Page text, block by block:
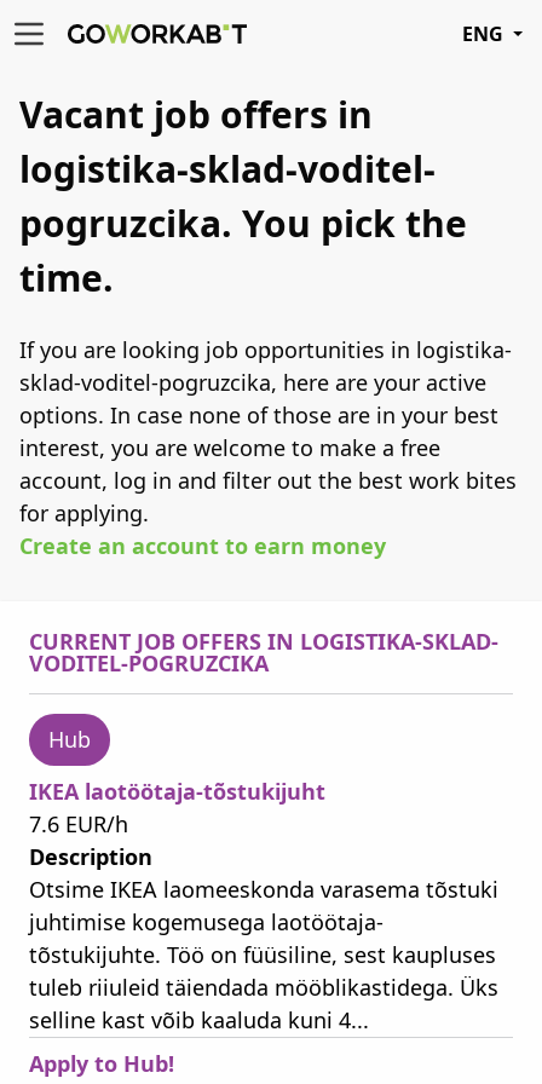
ENG
Vacant job offers in
logistika-sklad-voditel-
pogruzcika. You pick the
time.
If you are looking job opportunities in logistika-
sklad-voditel-pogruzcika, here are your active
options. In case none of those are in your best
interest, you are welcome to make a free
account, log in and filter out the best work bites
for applying.
Create an account to earn money
CURRENT JOB OFFERS IN LOGISTIKA-SKLAD-
VODITEL-POGRUZCIKA
Hub
IKEA laotöötaja-tõstukijuht
7.6 EUR/h
Description
Otsime IKEA laomeeskonda varasema tõstuki
juhtimise kogemusega laotöötaja-
tõstukijuhte. Töö on füüsiline, sest kaupluses
tuleb riiuleid täiendada mööblikastidega. Üks
selline kast võib kaaluda kuni 4...
Apply to Hub!